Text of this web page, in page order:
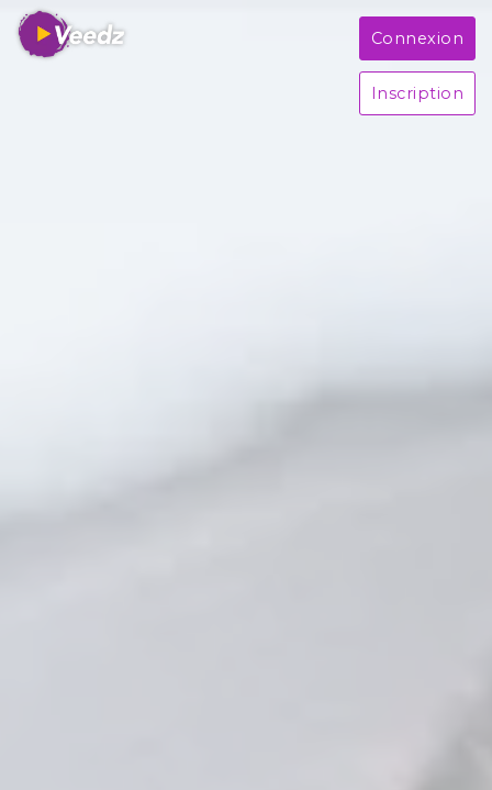
Connexion
Inscription